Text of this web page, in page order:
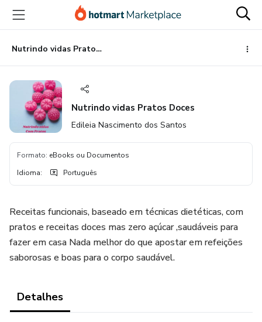
para
conteúdo
principal
para
pagamento
para
rodapé
Nutrindo vidas Pratos Doces
Nutrindo vidas Pratos Doces
Edileia Nascimento dos Santos
Formato: eBooks ou Documentos
Idioma: Português
Receitas funcionais, baseado em técnicas dietéticas, com
pratos e receitas doces mas zero açúcar ,saudáveis para
fazer em casa Nada melhor do que apostar em refeições
saborosas e boas para o corpo saudável.
Detalhes